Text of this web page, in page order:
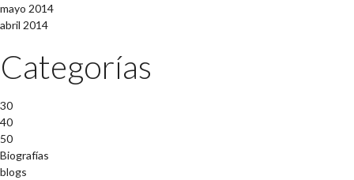
mayo 2014
abril 2014
Categorías
30
40
50
Biografías
blogs